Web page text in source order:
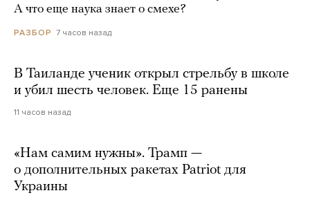
А что еще наука знает о смехе?
РАЗБОР 7 часов назад
В Таиланде ученик открыл стрельбу в школе
и убил шесть человек. Еще 15 ранены
11 часов назад
«Нам самим нужны». Трамп —
о дополнительных ракетах Patriot для
Украины